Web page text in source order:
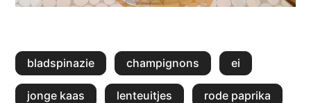
bladspinazie champignons ei
jonge kaas lenteuitjes rode paprika